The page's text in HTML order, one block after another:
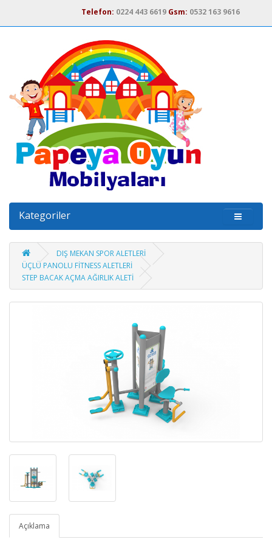
Telefon: 0224 443 6619 Gsm: 0532 163 9616
Kategoriler
DIŞ MEKAN SPOR ALETLERİ
ÜÇLÜ PANOLU FİTNESS ALETLERİ
STEP BACAK AÇMA AĞIRLIK ALETİ
Açıklama